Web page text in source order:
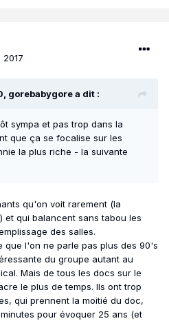
gorebabygore a dit :
sympa et pas trop dans la
que ça se focalise sur les
la plus riche - la suivante
qu'on voit rarement (la
et qui balancent sans tabou les
des salles.
que l'on ne parle pas plus des 90's
du groupe autant au
Mais de tous les docs sur le
le plus de temps. Ils ont trop
qui prennent la moitié du doc,
pour évoquer 25 ans (et